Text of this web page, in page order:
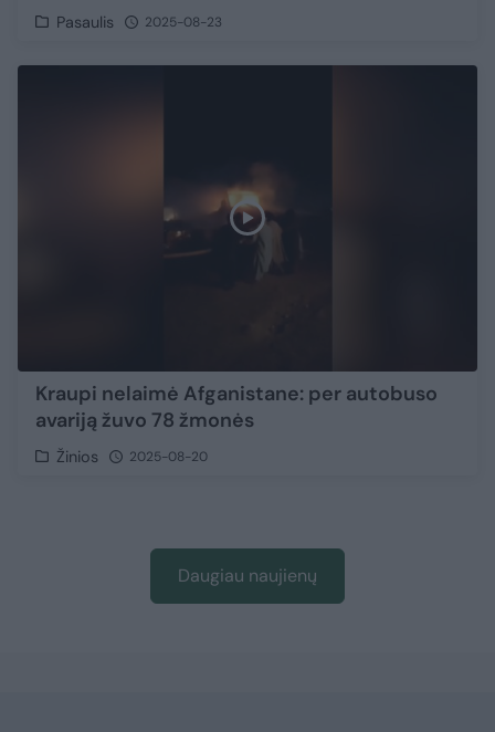
Pasaulis 2025-08-23
Kraupi nelaimė Afganistane: per autobuso
avariją žuvo 78 žmonės
Žinios 2025-08-20
Daugiau naujienų